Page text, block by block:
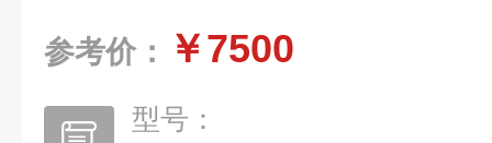
参考价： ￥7500
型号：